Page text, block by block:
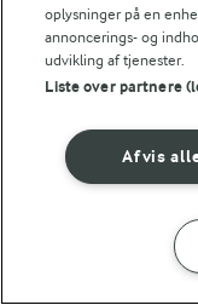
Hæld
Det er vigtigt
Blåbærfromage
SÅDAN
oplysninger på en
annoncerings- og
udvikling af tjenester.
Liste over partnere
Afvis